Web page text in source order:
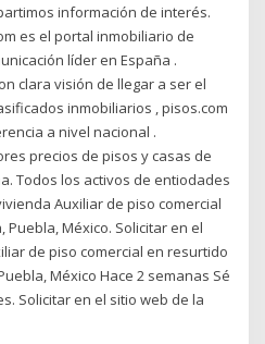
información de interés.
es el portal inmobiliario de
líder en España .
clara visión de llegar a ser el
inmobiliarios , pisos.com
a nivel nacional .
precios de pisos y casas de
Todos los activos de entiodades
Auxiliar de piso comercial
México. Solicitar en el
de piso comercial en resurtido
México Hace 2 semanas Sé
Solicitar en el sitio web de la